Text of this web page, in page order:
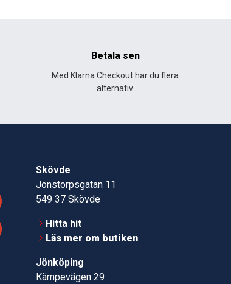
Betala sen
Med Klarna Checkout har du flera
alternativ.
Skövde
Jonstorpsgatan 11
549 37 Skövde
Hitta hit
Läs mer om butiken
Jönköping
Kämpevägen 29